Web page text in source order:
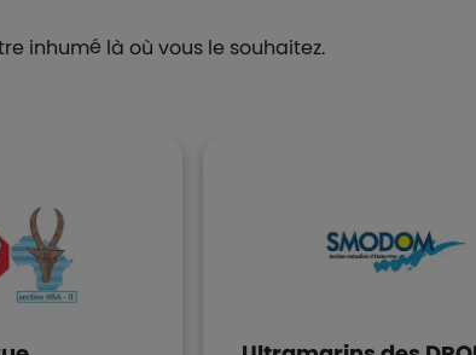
inhumé là où vous le souhaitez.